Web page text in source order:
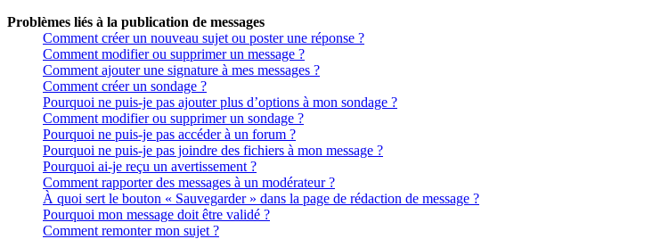
Problèmes liés à la publication de messages
Comment créer un nouveau sujet ou poster une réponse ?
Comment modifier ou supprimer un message ?
Comment ajouter une signature à mes messages ?
Comment créer un sondage ?
Pourquoi ne puis-je pas ajouter plus d’options à mon sondage ?
Comment modifier ou supprimer un sondage ?
Pourquoi ne puis-je pas accéder à un forum ?
Pourquoi ne puis-je pas joindre des fichiers à mon message ?
Pourquoi ai-je reçu un avertissement ?
Comment rapporter des messages à un modérateur ?
À quoi sert le bouton « Sauvegarder » dans la page de rédaction de message ?
Pourquoi mon message doit être validé ?
Comment remonter mon sujet ?